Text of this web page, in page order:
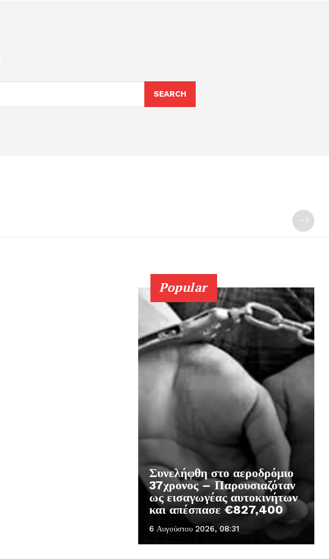
SEARCH
Popular
Συνελήφθη στο αεροδρόμιο
37χρονος – Παρουσιαζόταν
ως εισαγωγέας αυτοκινήτων
και απέσπασε €827,400
6 Αυγούστου 2026, 08:31